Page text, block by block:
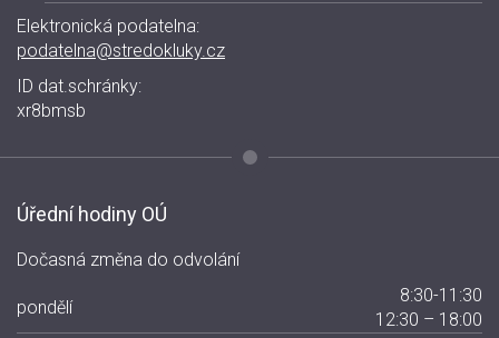
Elektronická podatelna:
podatelna@stredokluky.cz
ID dat.schránky:
xr8bmsb
Úřední hodiny OÚ
Dočasná změna do odvolání
pondělí
8:30-11:30
12:30 – 18:00